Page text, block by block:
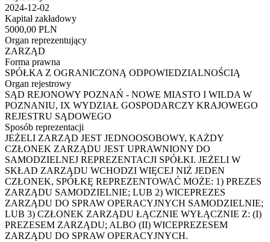
2024-12-02
Kapitał zakładowy
5000,00 PLN
Organ reprezentujący
ZARZĄD
Forma prawna
SPÓŁKA Z OGRANICZONĄ ODPOWIEDZIALNOŚCIĄ
Organ rejestrowy
SĄD REJONOWY POZNAŃ - NOWE MIASTO I WILDA W
POZNANIU, IX WYDZIAŁ GOSPODARCZY KRAJOWEGO
REJESTRU SĄDOWEGO
Sposób reprezentacji
JEŻELI ZARZĄD JEST JEDNOOSOBOWY, KAŻDY
CZŁONEK ZARZĄDU JEST UPRAWNIONY DO
SAMODZIELNEJ REPREZENTACJI SPÓŁKI. JEŻELI W
SKŁAD ZARZĄDU WCHODZI WIĘCEJ NIŻ JEDEN
CZŁONEK, SPÓŁKĘ REPREZENTOWAĆ MOŻE: 1) PREZES
ZARZĄDU SAMODZIELNIE; LUB 2) WICEPREZES
ZARZĄDU DO SPRAW OPERACYJNYCH SAMODZIELNIE;
LUB 3) CZŁONEK ZARZĄDU ŁĄCZNIE WYŁĄCZNIE Z: (I)
PREZESEM ZARZĄDU; ALBO (II) WICEPREZESEM
ZARZĄDU DO SPRAW OPERACYJNYCH.